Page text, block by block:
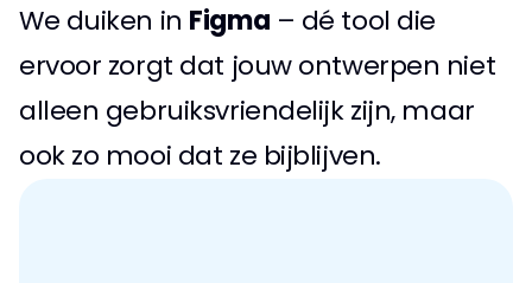
We duiken in Figma – dé tool die
ervoor zorgt dat jouw ontwerpen niet
alleen gebruiksvriendelijk zijn, maar
ook zo mooi dat ze bijblijven.